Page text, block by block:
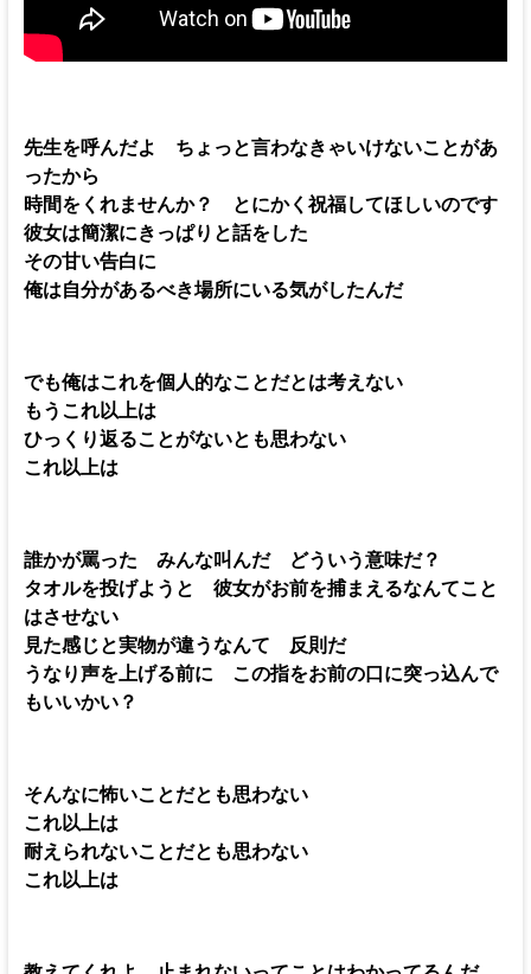
先生を呼んだよ ちょっと言わなきゃいけないことがあ
ったから
時間をくれませんか？ とにかく祝福してほしいのです
彼女は簡潔にきっぱりと話をした
その甘い告白に
俺は自分があるべき場所にいる気がしたんだ
でも俺はこれを個人的なことだとは考えない
もうこれ以上は
ひっくり返ることがないとも思わない
これ以上は
誰かが罵った みんな叫んだ どういう意味だ？
タオルを投げようと 彼女がお前を捕まえるなんてこと
はさせない
見た感じと実物が違うなんて 反則だ
うなり声を上げる前に この指をお前の口に突っ込んで
もいいかい？
そんなに怖いことだとも思わない
これ以上は
耐えられないことだとも思わない
これ以上は